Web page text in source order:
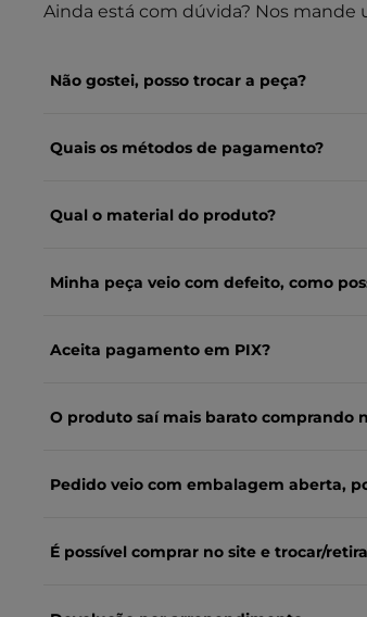
Ainda está com dúvida? Nos
Não gostei, posso trocar a peça?
Quais os métodos de pagamento?
Qual o material do produto?
Minha peça veio com defeito, como
Aceita pagamento em PIX?
O produto saí mais barato comprando
Pedido veio com embalagem aberta,
É possível comprar no site e trocar/